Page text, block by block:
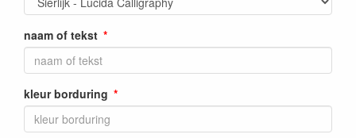
naam of tekst
kleur borduring